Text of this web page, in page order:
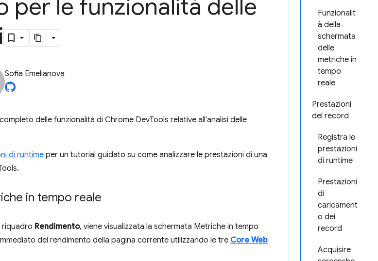
Funzionalit
à della
schermata
delle
metriche in
tempo
reale
Prestazioni
del record
Registra le
prestazioni
di runtime
Prestazioni
di
caricament
o dei
record
Acquisire
per le funzionalità delle
Sofia Emelianova
delle funzionalità di Chrome DevTools relative all'analisi delle
di runtime per un tutorial guidato su come analizzare le prestazioni di una
in tempo reale
riquadro Rendimento, viene visualizzata la schermata Metriche in tempo
del rendimento della pagina corrente utilizzando le tre Core Web